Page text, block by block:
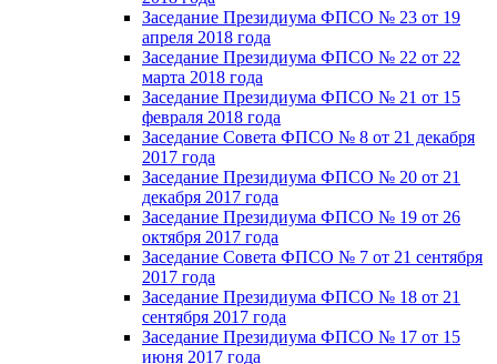
Заседание Президиума ФПСО № 23 от 19
апреля 2018 года
Заседание Президиума ФПСО № 22 от 22
марта 2018 года
Заседание Президиума ФПСО № 21 от 15
февраля 2018 года
Заседание Совета ФПСО № 8 от 21 декабря
2017 года
Заседание Президиума ФПСО № 20 от 21
декабря 2017 года
Заседание Президиума ФПСО № 19 от 26
октября 2017 года
Заседание Совета ФПСО № 7 от 21 сентября
2017 года
Заседание Президиума ФПСО № 18 от 21
сентября 2017 года
Заседание Президиума ФПСО № 17 от 15
июня 2017 года